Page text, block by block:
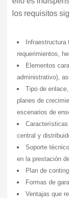
los requisitos
Infraestructura
requerimientos,
Elementos
administrativo),
Tipo de
planes de
escenarios de
central y
Soporte
en la prestación
Plan de
Formas de
Ventajas que